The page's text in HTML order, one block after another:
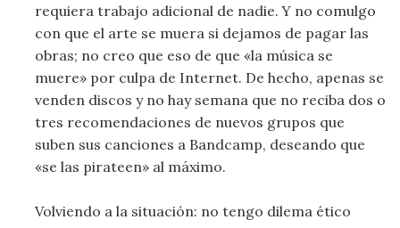
requiera trabajo adicional de nadie. Y no comulgo
con que el arte se muera si dejamos de pagar las
obras; no creo que eso de que «la música se
muere» por culpa de Internet. De hecho, apenas se
venden discos y no hay semana que no reciba dos o
tres recomendaciones de nuevos grupos que
suben sus canciones a Bandcamp, deseando que
«se las pirateen» al máximo.
Volviendo a la situación: no tengo dilema ético